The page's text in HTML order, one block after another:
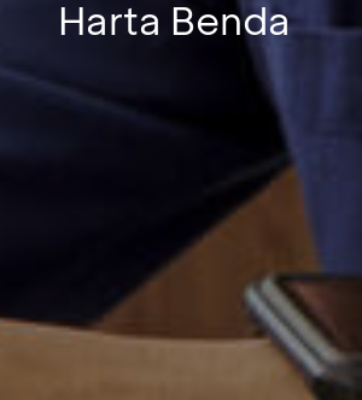
Harta Benda